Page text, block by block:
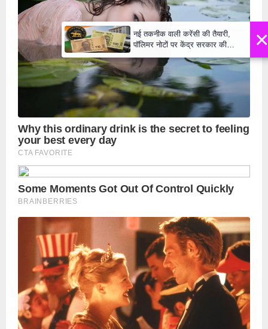
×
नई तकनीक वाली करेंसी की तैयारी,
पॉलिमर नोटों पर केंद्र सरकार की
मुहर,जल्द बाजार में दिखेंगे प्लास्टिक के
₹10 और ₹20 के नोट - Daily Lok
Manch PM Modi U